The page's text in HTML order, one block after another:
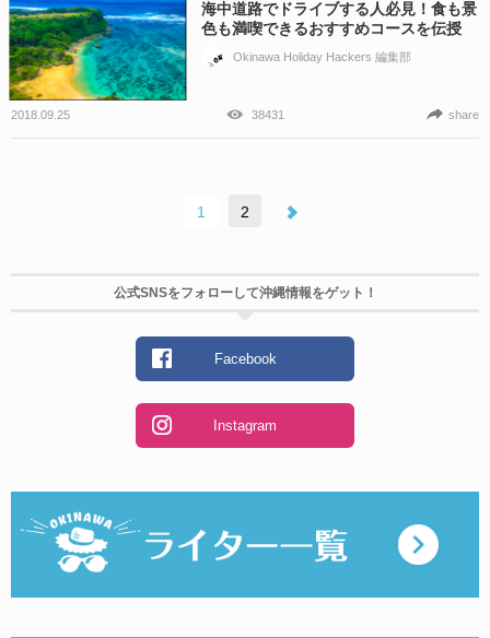
海中道路でドライブする人必見！食も景
色も満喫できるおすすめコースを伝授
Okinawa Holiday Hackers 編集部
2018.09.25 38431 share
1 2
公式SNSをフォローして沖縄情報をゲット！
Facebook
Instagram